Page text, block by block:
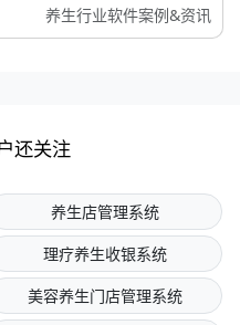
养生行业软件案例&资讯
还关注
养生店管理系统
理疗养生收银系统
美容养生门店管理系统